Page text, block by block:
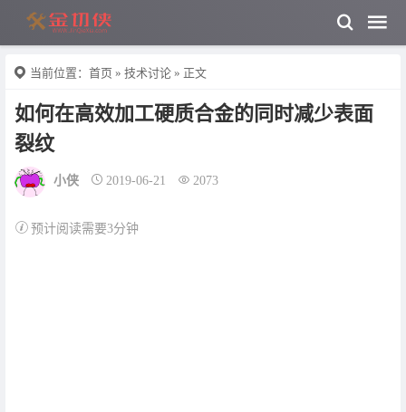
当前位置： 首页 » 技术讨论 » 正文
如何在高效加工硬质合金的同时减少表面
裂纹
小侠 2019-06-21 2073
预计阅读需要3分钟